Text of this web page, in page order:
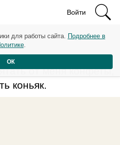
Войти
тот момент, когда
от меня конфеты,
коньяк.
для работы сайта. Подробнее в
.
ОК